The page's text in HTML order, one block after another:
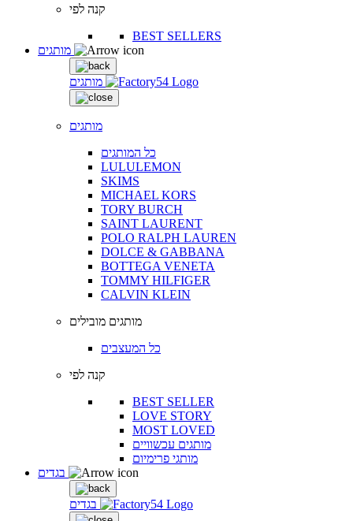
קנה לפי
BEST SELLERS
מותגים
מותגים
כל המותגים
LULULEMON
SKIMS
MICHAEL KORS
TORY BURCH
SAINT LAURENT
POLO RALPH LAUREN
DOLCE & GABBANA
BOTTEGA VENETA
TOMMY HILFIGER
CALVIN KLEIN
מותגים מובילים
כל המעצבים
קנה לפי
BEST SELLER
LOVE STORY
MOST LOVED
מותגים עכשוויים
מותגי פרימיום
בגדים